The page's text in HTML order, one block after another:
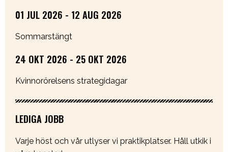
01 JUL 2026 - 12 AUG 2026
Sommarstängt
24 OKT 2026 - 25 OKT 2026
Kvinnorörelsens strategidagar
LEDIGA JOBB
Varje höst och vår utlyser vi praktikplatser. Håll utkik i